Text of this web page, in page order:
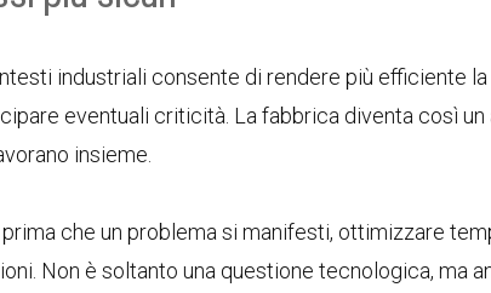
industriali consente di rendere più efficiente
eventuali criticità. La fabbrica diventa così un
insieme.
che un problema si manifesti, ottimizzare
Non è soltanto una questione tecnologica, ma